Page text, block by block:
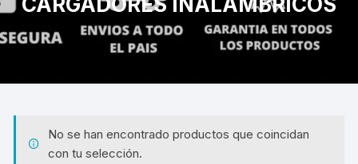
No se han encontrado productos que coincidan
con tu selección.